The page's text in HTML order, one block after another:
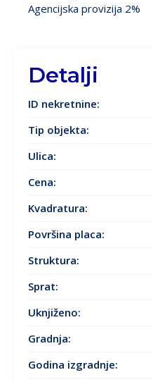
Agencijska provizija 2%
Detalji
ID nekretnine:
Tip objekta:
Ulica:
Cena:
Kvadratura:
Površina placa:
Struktura:
Sprat:
Uknjiženo:
Gradnja:
Godina izgradnje: